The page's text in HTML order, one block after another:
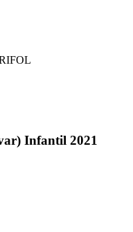
Infantil 2021